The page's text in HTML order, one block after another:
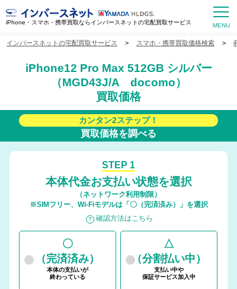
iPhone・スマホ・携帯買取ならインバースネットの宅配買取サービス
インバースネットの宅配買取サービス > スマホ・携帯買取価格検索 >
iPhone12 Pro Max 512GB シルバー
（MGD43J/A docomo）
買取価格
カンタン2ステップ！
買取価格を調べる
STEP 1
本体代金お支払い状態を選択
（ネットワーク利用制限）
※SIMフリー、Wi-Fiモデルは「〇（完済済み）」を選択
確認方法はこちら
〇
（完済済み）
本体の支払いが
終わっている
△
（分割払い中）
支払い中や
保証サービス加入中